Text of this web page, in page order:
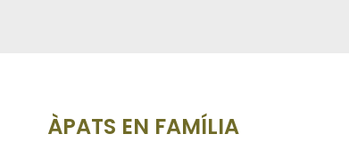
ÀPATS EN FAMÍLIA